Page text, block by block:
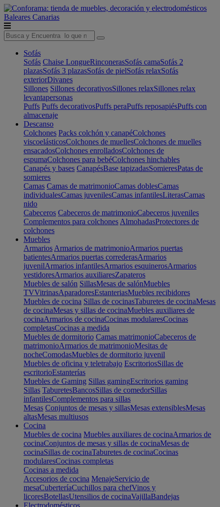
Baleares Canarias
Sofás
Sofás Chaise LongueRinconerasSofás camaSofás 2
plazasSofás 3 plazasSofás de pielSofás relaxSofás
exteriorDivanes
Sillones Sillones decorativosSillones relaxSillones relax
levantapersonas
Puffs Puffs decorativosPuffs peraPuffs reposapiésPuffs con
almacenaje
Descanso
Colchones Packs colchón y canapéColchones
viscoelásticosColchones de muellesColchones de muelles
ensacadosColchones enrolladosColchones de
espumaColchones para bebéColchones hinchables
Canapés y bases CanapésBase tapizadasSomieresPatas de
somieres
Camas Camas de matrimonioCamas doblesCamas
individualesCamas juvenilesCamas infantilesLiterasCamas
nido
Cabeceros Cabeceros de matrimonioCabeceros juveniles
Complementos para colchones AlmohadasProtectores de
colchones
Muebles
Armarios Armarios de matrimonioArmarios puertas
batientesArmarios puertas correderasArmarios
juvenilArmarios infantilesArmarios esquinerosArmarios
vestidoresArmarios auxiliaresZapateros
Muebles de salón SillasMesas de salónMuebles
TVVitrinasAparadoresEstanteriasMuebles recibidores
Muebles de cocina Sillas de cocinasTaburetes de cocinaMesas
de cocinaMesas y sillas de cocinaMuebles auxiliares de
cocinaArmarios de cocinaCocinas modularesCocinas
completasCocinas a medida
Muebles de dormitorio Camas matrimonioCabeceros de
matrimonioArmarios de matrimonioMesitas de
nocheComodasMuebles de dormitorio juvenil
Muebles de oficina y teletrabajo EscritoriosSillas de
escritorioEstanterías
Muebles de Gaming Sillas gamingEscritorios gaming
Sillas TaburetesBancosSillas de comedorSillas
infantilesComplementos para sillas
Mesas Conjuntos de mesas y sillasMesas extensiblesMesas
altasMesas multiusos
Cocina
Muebles de cocina Muebles auxiliares de cocinaArmarios de
cocinaConjuntos de mesas y sillas de cocinaMesas de
cocinaSillas de cocinaTaburetes de cocinaCocinas
modularesCocinas completas
Cocinas a medida
Accesorios de cocina MenajeServicio de
mesaCuberteríaCuchillos para chefVinos y
licoresBotellasUtensilios de cocinaVajillaBandejas
Electrodomésticos